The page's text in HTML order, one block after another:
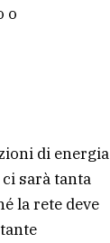
o
di energia
sarà tanta
la rete deve